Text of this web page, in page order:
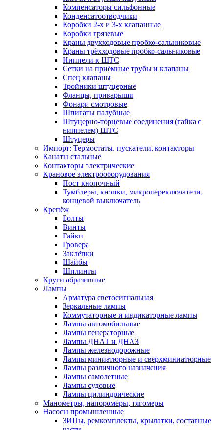
Компенсаторы сильфонные
Конденсатоотводчики
Коробки 2-х и 3-х клапанные
Коробки грязевые
Краны двухходовые пробко-сальниковые
Краны трёхходовые пробко-сальниковые
Ниппели к ШТС
Сетки на приёмные трубы и клапаны
Спец клапаны
Тройники штуцерные
Фланцы, приварыши
Фонари смотровые
Шпигаты палубные
Штуцерно-торцевые соединения (гайка с
ниппелем) ШТС
Штуцеры
Импорт: Термостаты, пускатели, контакторы
Канаты стальные
Контакторы электрические
Крановое электрооборудования
Пост кнопочный
Тумблеры, кнопки, микропереключатели,
концевой выключатель
Крепёж
Болты
Винты
Гайки
Гровера
Заклёпки
Шайбы
Шплинты
Круги абразивные
Лампы
Арматура светосигнальная
Зеркальные лампы
Коммутаторные и индикаторные лампы
Лампы автомобильные
Лампы генераторные
Лампы ДНАТ и ДНАЗ
Лампы железнодорожные
Лампы миниатюрные и сверхминиатюрные
Лампы различного назначения
Лампы самолетные
Лампы судовые
Лампы цилиндрические
Манометры, напоромеры, тягомеры
Насосы промышленные
ЗИПы, ремкомплекты, крылатки, составные